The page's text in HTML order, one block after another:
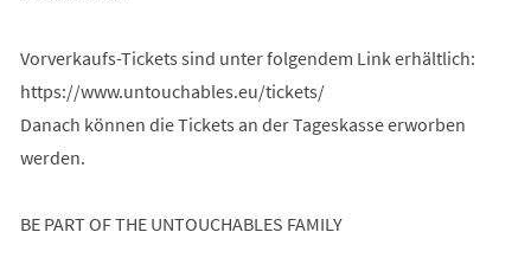
Vorverkaufs-Tickets sind unter folgendem Link erhältlich:
https://www.untouchables.eu/tickets/
Danach können die Tickets an der Tageskasse erworben
werden.
BE PART OF THE UNTOUCHABLES FAMILY